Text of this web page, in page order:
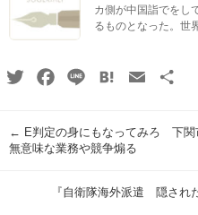
カ側が中国詣でをし
るものとなった。世
TwitterFacebook
Line HatenaEmail
← E判定の身にもなってみろ 下
無意味な業務や競争煽る
『自衛隊海外派遣 隠され